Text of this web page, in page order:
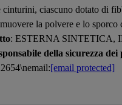
cinturini, ciascuno dotato di
la polvere e lo sporco
: ESTERNA SINTETICA,
della sicurezza
[email protected]